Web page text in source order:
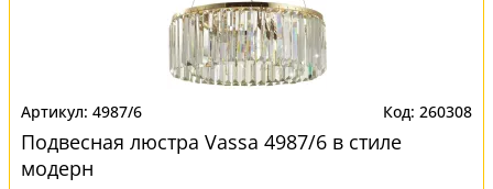
4987/6 260308
Подвесная люстра Vassa 4987/6 в стиле
модерн